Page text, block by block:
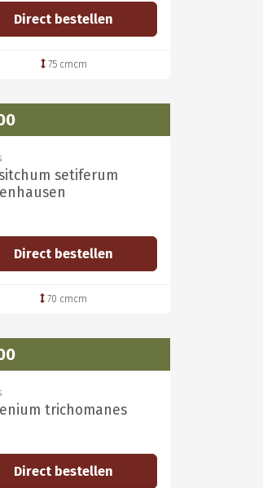
Direct bestellen
75 cmcm
setiferum
Direct bestellen
70 cmcm
trichomanes
Direct bestellen